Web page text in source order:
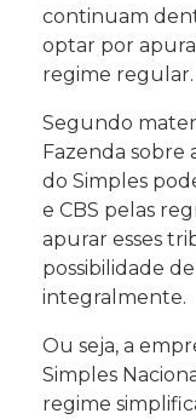
continuam
optar por
regime regular.
Segundo
Fazenda sobre
do Simples
e CBS pelas
apurar esses
possibilidade
integralmente.
Ou seja, a
Simples
regime